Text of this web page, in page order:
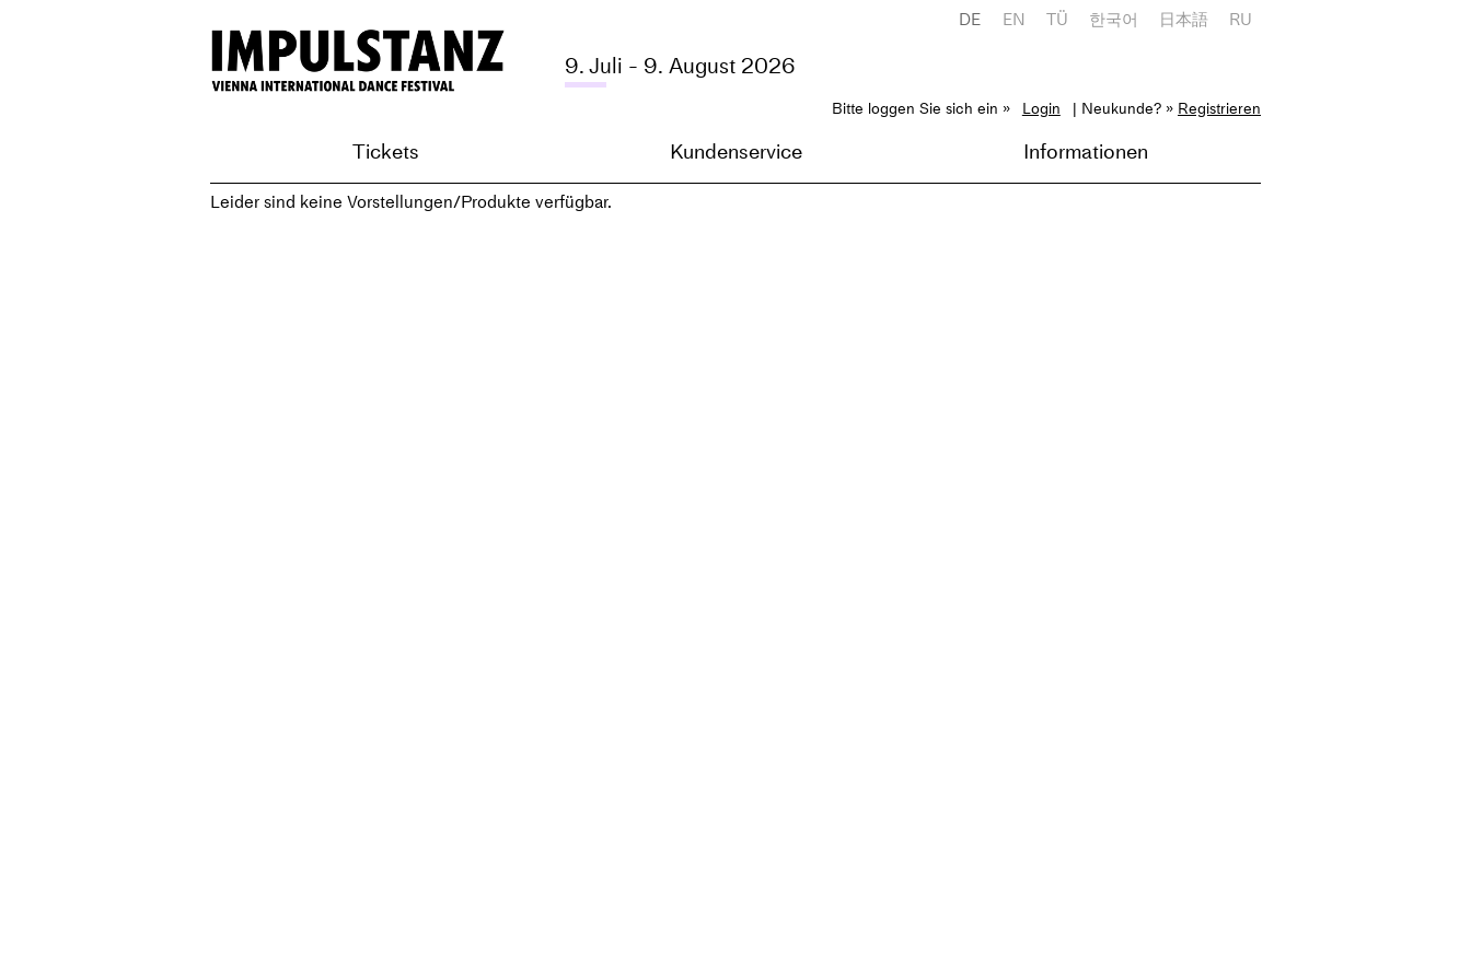
9. Juli - 9. August 2026
DE EN TÜ 한국어 日本語 RU
Bitte loggen Sie sich ein » Login | Neukunde? » Registrieren
Tickets Kundenservice Informationen
Leider sind keine Vorstellungen/Produkte verfügbar.